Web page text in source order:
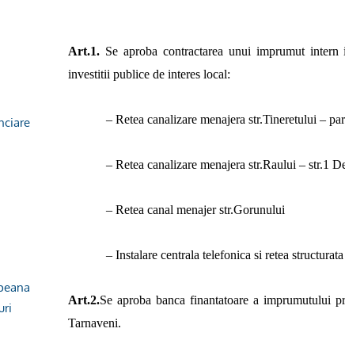
Art.1. Se aproba contractarea unui imprumut
investitii publice de interes local:
– Retea canalizare menajera str.Tineretului –
– Retea canalizare menajera str.Raului – str.1
– Retea canal menajer str.Gorunului
– Instalare centrala telefonica si retea
Art.2.Se aproba banca finantatoare a imprumutului
Tarnaveni.